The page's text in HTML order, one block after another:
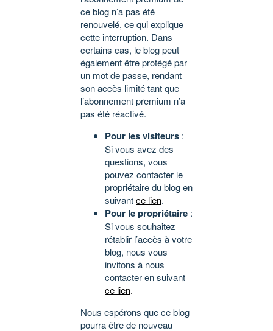
ce blog n’a pas été
renouvelé, ce qui explique
cette interruption. Dans
certains cas, le blog peut
également être protégé par
un mot de passe, rendant
son accès limité tant que
l’abonnement premium n’a
pas été réactivé.
Pour les visiteurs :
Si vous avez des
questions, vous
pouvez contacter le
propriétaire du blog en
suivantce lien.
Pour le propriétaire :
Si vous souhaitez
rétablir l’accès à votre
blog, nous vous
invitons à nous
contacter en suivant
ce lien.
Nous espérons que ce blog
pourra être de nouveau